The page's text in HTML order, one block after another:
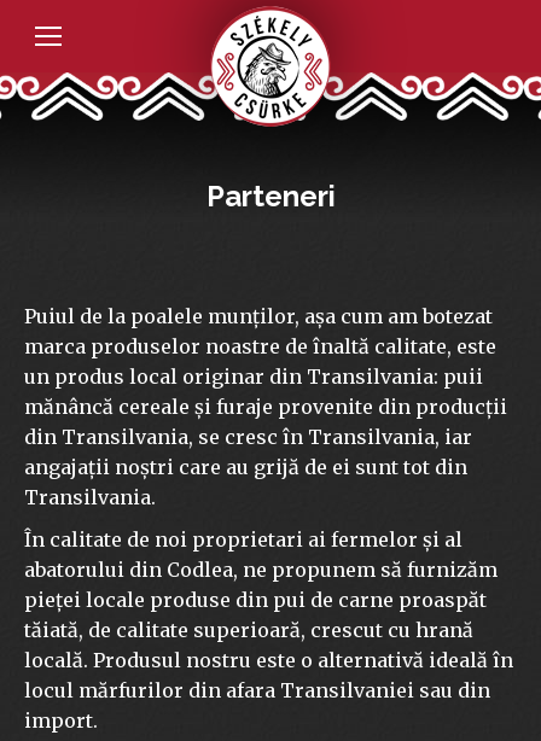
Parteneri
Puiul de la poalele munților, așa cum am botezat
marca produselor noastre de înaltă calitate, este
un produs local originar din Transilvania: puii
mănâncă cereale și furaje provenite din producții
din Transilvania, se cresc în Transilvania, iar
angajații noștri care au grijă de ei sunt tot din
Transilvania.
În calitate de noi proprietari ai fermelor și al
abatorului din Codlea, ne propunem să furnizăm
pieței locale produse din pui de carne proaspăt
tăiată, de calitate superioară, crescut cu hrană
locală. Produsul nostru este o alternativă ideală în
locul mărfurilor din afara Transilvaniei sau din
import.